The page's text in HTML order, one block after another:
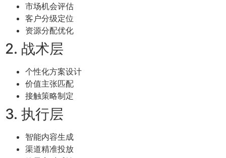
市场机会评估
客户分级定位
资源分配优化
2. 战术层
个性化方案设计
价值主张匹配
接触策略制定
3. 执行层
智能内容生成
渠道精准投放